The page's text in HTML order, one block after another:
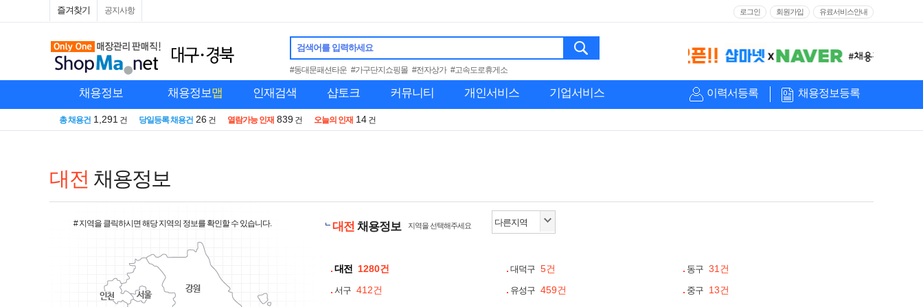
즐겨찾기 공지사항 로그인 회원가입 유료서비스안내
검색어를 입력하세요
#동대문패션타운 #가구단지쇼핑몰 #전자상가 #고속도로휴게소
채용정보 채용정보맵 인재검색 샵토크 커뮤니티 개인서비스 기업서비스 이력서등록 채용정보등록
총 채용건 1,291 건 당일등록 채용건 26 건 열람가능 인재 839 건 오늘의 인재 14 건
대전 채용정보
# 지역을 클릭하시면 해당 지역의 정보를 확인할 수 있습니다. 대전 채용정보 지역을 선택해주세요
대전 1280건 대덕구 5건 동구 31건
서구 412건 유성구 459건 중구 13건